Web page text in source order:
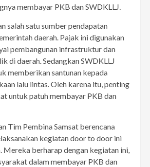
membayar PKB dan SWDKLLJ.
salah satu sumber pendapatan
daerah. Pajak ini digunakan
pembangunan infrastruktur dan
di daerah. Sedangkan SWDKLLJ
memberikan santunan kepada
lalu lintas. Oleh karena itu, penting
untuk patuh membayar PKB dan
Tim Pembina Samsat berencana
kegiatan door to door ini
Mereka berharap dengan kegiatan ini,
dalam membayar PKB dan